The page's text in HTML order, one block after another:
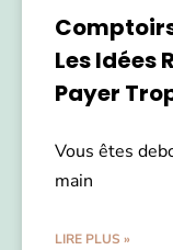
Les Idées
Payer
Vous êtes
main
LIRE PLUS »